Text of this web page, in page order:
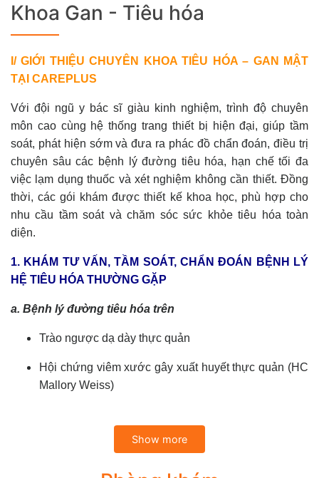
Khoa Gan - Tiêu hóa
I/ GIỚI THIỆU CHUYÊN KHOA TIÊU HÓA – GAN MẬT
TẠI CAREPLUS
Với đội ngũ y bác sĩ giàu kinh nghiệm, trình độ chuyên
môn cao cùng hệ thống trang thiết bị hiện đại, giúp tầm
soát, phát hiện sớm và đưa ra phác đồ chẩn đoán, điều trị
chuyên sâu các bệnh lý đường tiêu hóa, hạn chế tối đa
việc lạm dụng thuốc và xét nghiệm không cần thiết. Đồng
thời, các gói khám được thiết kế khoa học, phù hợp cho
nhu cầu tầm soát và chăm sóc sức khỏe tiêu hóa toàn
diện.
1. KHÁM TƯ VẤN, TẦM SOÁT, CHẨN ĐOÁN BỆNH LÝ
HỆ TIÊU HÓA THƯỜNG GẶP
a. Bệnh lý đường tiêu hóa trên
Trào ngược dạ dày thực quản
Hội chứng viêm xước gây xuất huyết thực quản (HC
Mallory Weiss)
Show more